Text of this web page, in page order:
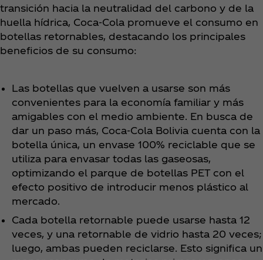
transición hacia la neutralidad del carbono y de la
huella hídrica, Coca‑Cola promueve el consumo en
botellas retornables, destacando los principales
beneficios de su consumo:
Las botellas que vuelven a usarse son más
convenientes para la economía familiar y más
amigables con el medio ambiente. En busca de
dar un paso más, Coca‑Cola Bolivia cuenta con la
botella única, un envase 100% reciclable que se
utiliza para envasar todas las gaseosas,
optimizando el parque de botellas PET con el
efecto positivo de introducir menos plástico al
mercado.
Cada botella retornable puede usarse hasta 12
veces, y una retornable de vidrio hasta 20 veces;
luego, ambas pueden reciclarse. Esto significa un